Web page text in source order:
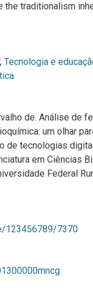
traditionalism
; Tecnologia e
de. Análise de
um olhar
de tecnologias
em Ciências
Federal
123456789/7370